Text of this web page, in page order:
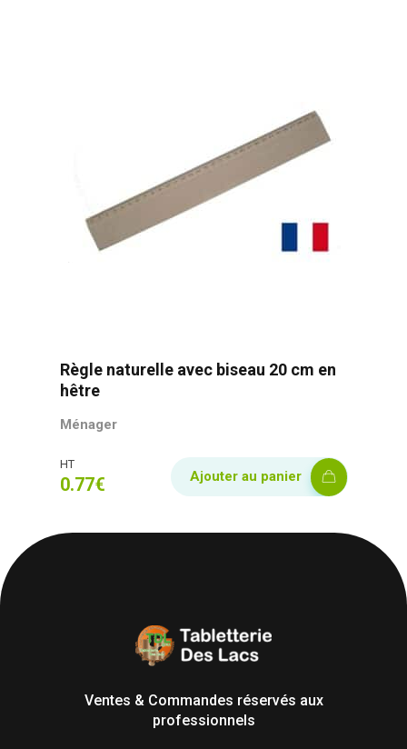
Règle naturelle avec biseau 20 cm en
hêtre
0.77€
HT
Ménager
Ajouter au panier
Ventes & Commandes réservés aux
professionnels